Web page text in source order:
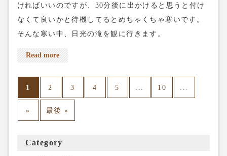
ければいいのですが、30分後に出かけると思うと付け
なくて良いかと待機してるとめちゃくちゃ寒いです。
そんな寒い中、日光の滝を観に行きます。
Read more
1 2 3 4 5 10
» 最後 »
Category